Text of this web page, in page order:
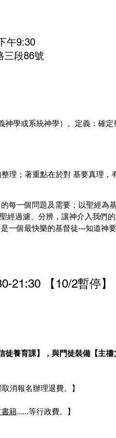
午9:30
三段86號
學或系統神學）。定義：確
理；著重點在於對 基要真理，
每一個問題及需要；以聖經為
經過濾、分辨，讓神介入我們
一個最快樂的基督徒---知道神
21:30 【10/2暫停】
養育課】，與門徒裝備【主
消報名辦理退費。】
籍......等行政費。】